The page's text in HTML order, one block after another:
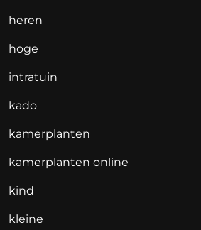
heren
hoge
intratuin
kado
kamerplanten
kamerplanten online
kind
kleine